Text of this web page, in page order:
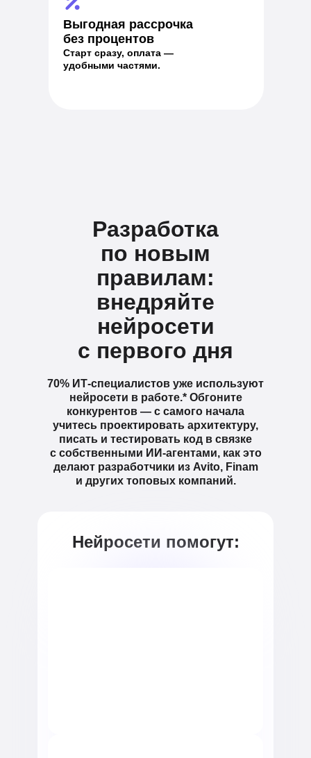
Выгодная рассрочка
без процентов
Старт сразу, оплата —
удобными частями.
70% ИТ-специалистов уже используют
нейросети в работе.* Обгоните
конкурентов — с самого начала
учитесь проектировать архитектуру,
писать и тестировать код в связке
с собственными ИИ-агентами, как это
делают разработчики из Avito, Finam
и других топовых компаний.
Нейросети помогут:
Разработка
по новым
правилам:
внедряйте
нейросети
с первого дня